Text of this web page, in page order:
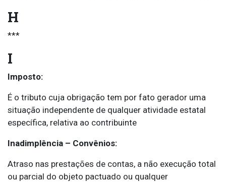
H
***
I
Imposto:
É o tributo cuja obrigação tem por fato gerador uma
situação independente de qualquer atividade estatal
específica, relativa ao contribuinte
Inadimplência – Convênios:
Atraso nas prestações de contas, a não execução total
ou parcial do objeto pactuado ou qualquer